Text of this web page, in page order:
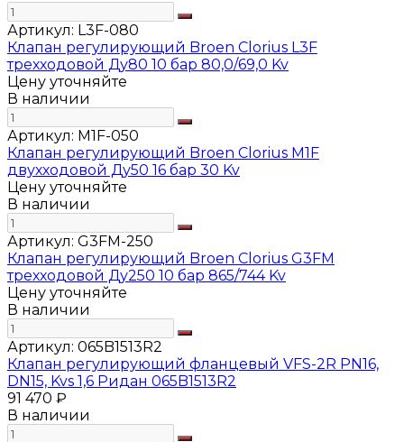
Артикул: L3F-080
Клапан регулирующий Broen Clorius L3F
трехходовой Ду80 10 бар 80,0/69,0 Kv
Цену уточняйте
В наличии
Артикул: M1F-050
Клапан регулирующий Broen Clorius M1F
двухходовой Ду50 16 бар 30 Kv
Цену уточняйте
В наличии
Артикул: G3FM-250
Клапан регулирующий Broen Clorius G3FM
трехходовой Ду250 10 бар 865/744 Kv
Цену уточняйте
В наличии
Артикул: 065B1513R2
Клапан регулирующий фланцевый VFS-2R PN16,
DN15, Kvs 1,6 Ридан 065B1513R2
91 470 ₽
В наличии